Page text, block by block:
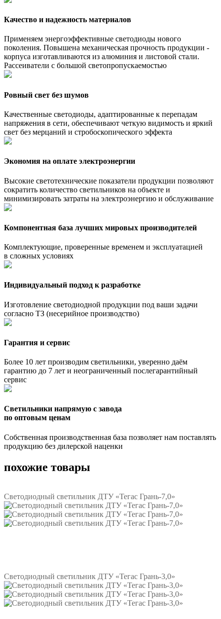
Качество и надежность материалов
Применяем энергоэффективные светодиоды нового
поколения. Повышена механическая прочность продукции -
корпуса изготавливаются из алюминия и листовой стали.
Рассеиватели с большой светопропускаемостью
Ровный свет без шумов
Качественные светодиоды, адаптированные к перепадам
напряжения в сети, обеспечивают четкую видимость и яркий
свет без мерцаний и стробоскопического эффекта
Экономия на оплате электроэнергии
Высокие светотехнические показатели продукции позволяют
сократить количество светильников на объекте и
минимизировать затраты на электроэнергию и обслуживание
Компонентная база лучших мировых производителей
Комплектующие, проверенные временем и эксплуатацией
в сложных условиях
Индивидуальный подход к разработке
Изготовление светодиодной продукции под ваши задачи
согласно ТЗ (несерийное производство)
Гарантия и сервис
Более 10 лет производим светильники, уверенно даём
гарантию до 7 лет и неограниченный послегарантийный
сервис
Светильники напрямую с завода
по оптовым ценам
Собственная производственная база позволяет нам поставлять
продукцию без дилерской наценки
похожие товары
Светодиодный светильник ДТУ «Тегас Грань-7,0»
Светодиодный светильник ДТУ «Тегас Грань-3,0»